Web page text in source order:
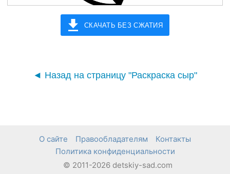
СКАЧАТЬ БЕЗ СЖАТИЯ
◄ Назад на страницу "Раскраска сыр"
О сайте Правообладателям
Контакты
Политика конфиденциальности
© 2011-2026 detskiy-sad.com